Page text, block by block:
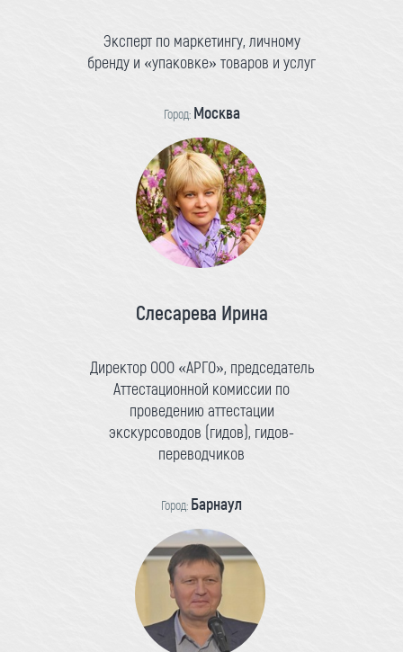
Эксперт по маркетингу, личному
бренду и «упаковке» товаров и услуг
Город: Москва
Слесарева Ирина
Директор ООО «АРГО», председатель
Аттестационной комиссии по
проведению аттестации
экскурсоводов (гидов), гидов-
переводчиков
Город: Барнаул